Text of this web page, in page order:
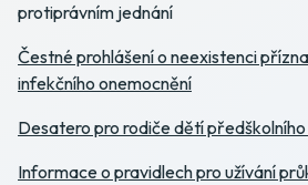
protiprávním jednání
Čestné prohlášení o neexistenci
infekčního onemocnění
Desatero pro rodiče dětí
Informace o pravidlech pro užívání